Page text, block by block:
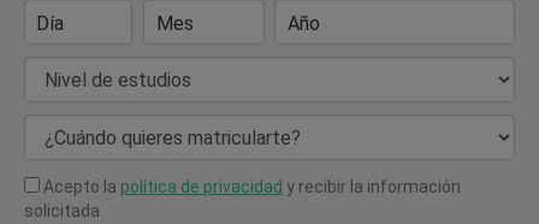
Día
Mes Año
Nivel de estudios
¿Cuándo quieres matricularte?
Acepto la política de privacidad y recibir la información
solicitada